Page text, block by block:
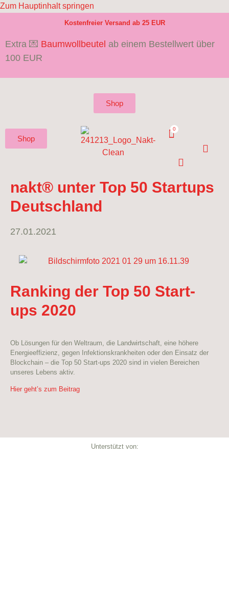
Zum Hauptinhalt springen
Kostenfreier Versand ab 25 EUR
Extra 💌 Baumwollbeutel ab einem Bestellwert über
100 EUR
Shop
Shop
nakt® unter Top 50 Startups
Deutschland
27.01.2021
Ranking der Top 50 Start-
ups 2020
Ob Lösungen für den Weltraum, die Landwirtschaft, eine höhere
Energieeffizienz, gegen Infektionskrankheiten oder den Einsatz der
Blockchain – die Top 50 Start-ups 2020 sind in vielen Bereichen
unseres Lebens aktiv.
Hier geht’s zum Beitrag
Unterstützt von: